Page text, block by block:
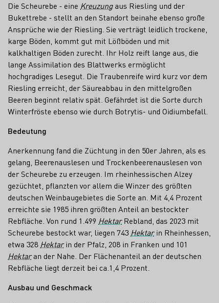
Die Scheurebe - eine Kreuzungaus Riesling und der
Bukettrebe - stellt an den Standort beinahe ebenso große
Ansprüche wie der Riesling. Sie verträgt leidlich trockene,
karge Böden, kommt gut mit Lößböden und mit
kalkhaltigen Böden zurecht. Ihr Holz reift lange aus, die
lange Assimilation des Blattwerks ermöglicht
hochgradiges Lesegut. Die Traubenreife wird kurz vor dem
Riesling erreicht, der Säureabbau in den mittelgroßen
Beeren beginnt relativ spät. Gefährdet ist die Sorte durch
Winterfröste ebenso wie durch Botrytis- und Oidiumbefall.
Bedeutung
Anerkennung fand die Züchtung in den 50er Jahren, als es
gelang, Beerenauslesen und Trockenbeerenauslesen von
der Scheurebe zu erzeugen. Im rheinhessischen Alzey
gezüchtet, pflanzten vor allem die Winzer des größten
deutschen Weinbaugebietes die Sorte an. Mit 4,4 Prozent
erreichte sie 1985 ihren größten Anteil an bestockter
Rebfläche. Von rund 1.499 HektarRebland, das 2023 mit
Scheurebe bestockt war, liegen 743 Hektarin Rheinhessen,
etwa 328 Hektarin der Pfalz, 208 in Franken und 101
Hektaran der Nahe. Der Flächenanteil an der deutschen
Rebfläche liegt derzeit bei ca.1,4 Prozent.
Ausbau und Geschmack